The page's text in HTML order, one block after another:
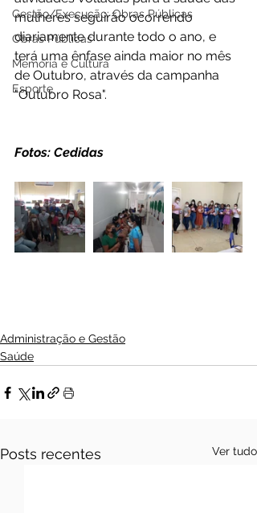
Gestão/Execução: Obras Públicas
Obras Públicas
Memória e Cultura
Esporte
mulheres seguirão ocorrendo
diariamente durante todo o ano, e
terá uma ênfase ainda maior no mês
de Outubro, através da campanha
"Outubro Rosa".
Fotos: Cedidas
Administração e Gestão
Saúde
Posts recentes Ver tudo